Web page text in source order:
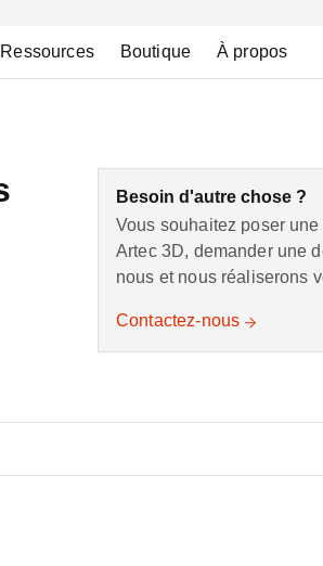
Ressources Boutique À propos
Besoin d'autre chose ?
Vous souhaitez poser
Artec 3D, demander une
nous et nous réaliserons
Contactez-nous